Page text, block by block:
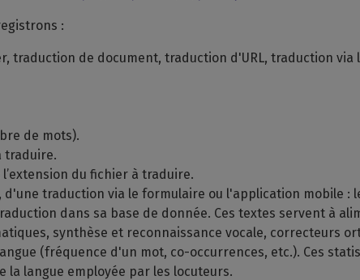
:
traduction de document, traduction d'URL, traduction via
de mots).
traduire.
du fichier à traduire.
traduction via le formulaire ou l'application mobile :
dans sa base de donnée. Ces textes servent à
synthèse et reconnaissance vocale, correcteurs
(fréquence d'un mot, co-occurrences, etc.). Ces
la langue employée par les locuteurs.